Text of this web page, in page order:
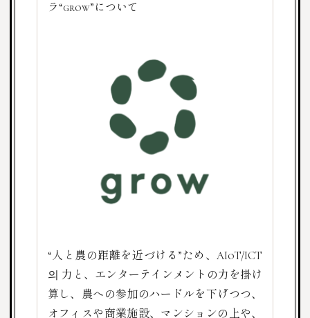
ラ“grow”について
“人と農の距離を近づける”ため、AIoT/ICT
의 力と、エンターテインメントの力を掛け
算し、農への参加のハードルを下げつつ、
オフィスや商業施設、マンションの上や、